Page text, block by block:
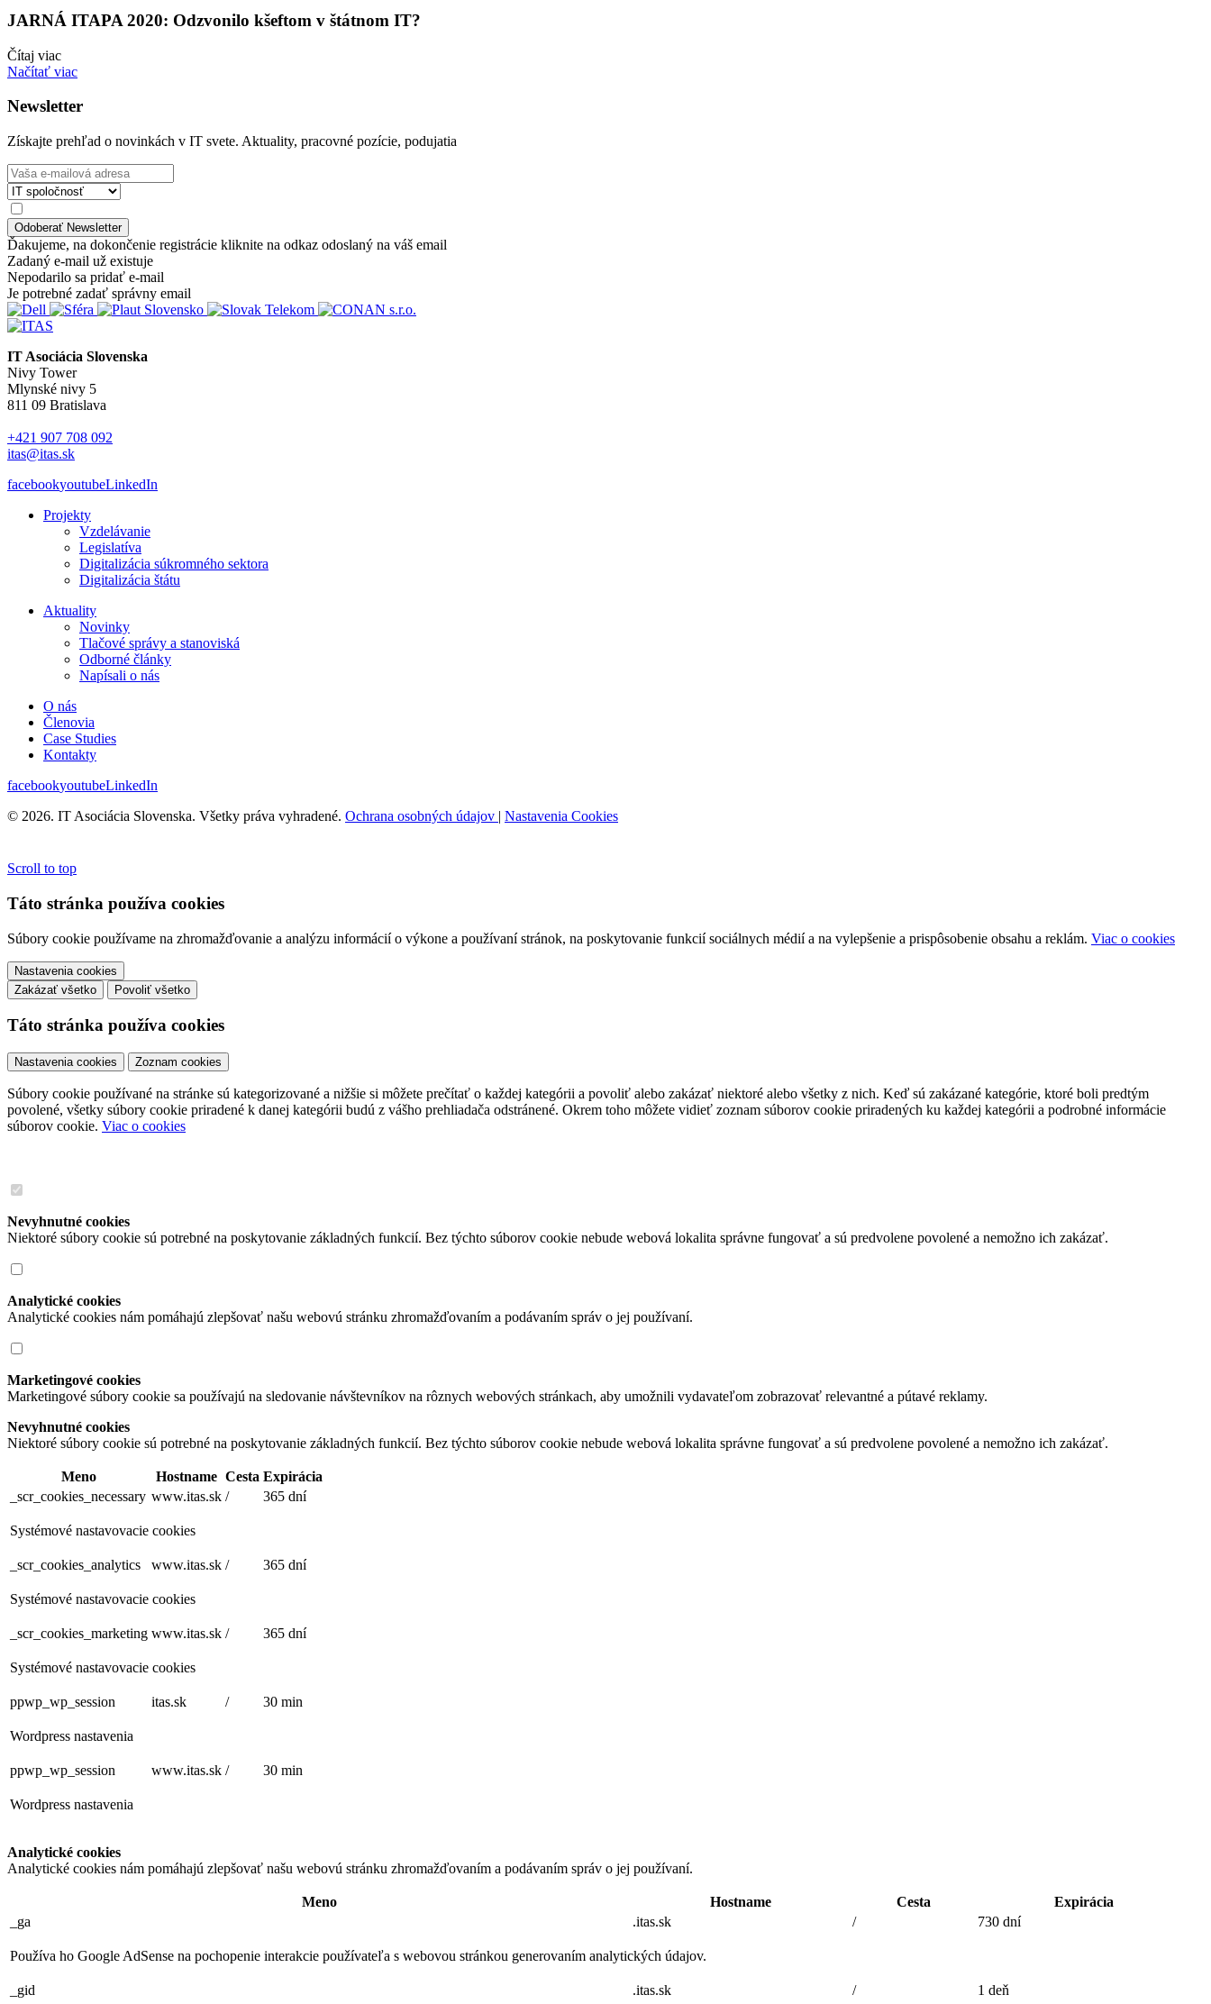
JARNÁ ITAPA 2020: Odzvonilo kšeftom v štátnom IT?
Čítaj viac
Načítať viac
Newsletter
Získajte prehľad o novinkách v IT svete. Aktuality, pracovné pozície, podujatia
Ďakujeme, na dokončenie registrácie kliknite na odkaz odoslaný na váš email
Zadaný e-mail už existuje
Nepodarilo sa pridať e-mail
Je potrebné zadať správny email
IT Asociácia Slovenska
Nivy Tower
Mlynské nivy 5
811 09 Bratislava
+421 907 708 092
itas@itas.sk
facebookyoutubeLinkedIn
Projekty
Vzdelávanie
Legislatíva
Digitalizácia súkromného sektora
Digitalizácia štátu
Aktuality
Novinky
Tlačové správy a stanoviská
Odborné články
Napísali o nás
O nás
Členovia
Case Studies
Kontakty
facebookyoutubeLinkedIn
© 2026. IT Asociácia Slovenska. Všetky práva vyhradené. Ochrana osobných údajov | Nastavenia Cookies
Scroll to top
Táto stránka používa cookies
Súbory cookie používame na zhromažďovanie a analýzu informácií o výkone a používaní stránok, na poskytovanie funkcií sociálnych médií a na vylepšenie a prispôsobenie obsahu a reklám. Viac o cookies
Nastavenia cookies
Zakázať všetko
Povoliť všetko
Táto stránka používa cookies
Nastavenia cookies Zoznam cookies
Súbory cookie používané na stránke sú kategorizované a nižšie si môžete prečítať o každej kategórii a povoliť alebo zakázať niektoré alebo všetky z nich. Keď sú zakázané kategórie, ktoré boli predtým
povolené, všetky súbory cookie priradené k danej kategórii budú z vášho prehliadača odstránené. Okrem toho môžete vidieť zoznam súborov cookie priradených ku každej kategórii a podrobné informácie
súborov cookie. Viac o cookies
Nevyhnutné cookies
Niektoré súbory cookie sú potrebné na poskytovanie základných funkcií. Bez týchto súborov cookie nebude webová lokalita správne fungovať a sú predvolene povolené a nemožno ich zakázať.
Analytické cookies
Analytické cookies nám pomáhajú zlepšovať našu webovú stránku zhromažďovaním a podávaním správ o jej používaní.
Marketingové cookies
Marketingové súbory cookie sa používajú na sledovanie návštevníkov na rôznych webových stránkach, aby umožnili vydavateľom zobrazovať relevantné a pútavé reklamy.
Nevyhnutné cookies
Niektoré súbory cookie sú potrebné na poskytovanie základných funkcií. Bez týchto súborov cookie nebude webová lokalita správne fungovať a sú predvolene povolené a nemožno ich zakázať.
Meno Hostname Cesta Expirácia
_scr_cookies_necessary www.itas.sk / 365 dní
Systémové nastavovacie cookies
_scr_cookies_analytics www.itas.sk / 365 dní
Systémové nastavovacie cookies
_scr_cookies_marketing www.itas.sk / 365 dní
Systémové nastavovacie cookies
ppwp_wp_session itas.sk / 30 min
Wordpress nastavenia
ppwp_wp_session www.itas.sk / 30 min
Wordpress nastavenia
Analytické cookies
Analytické cookies nám pomáhajú zlepšovať našu webovú stránku zhromažďovaním a podávaním správ o jej používaní.
Meno Hostname Cesta
Expirácia
_ga
.itas.sk / 730 dní
Používa ho Google AdSense na pochopenie interakcie používateľa s webovou stránkou generovaním analytických údajov.
_gid .itas.sk / 1 deň